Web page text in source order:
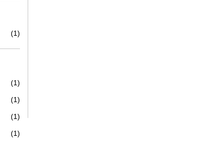
(1)
(1)
(1)
(1)
(1)